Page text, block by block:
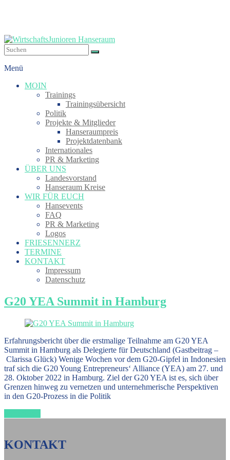
WirtschaftsJunioren
Hanseraum
gemeinsam
Menü
MOIN
Trainings
Trainingsübersicht
Politik
Projekte & Mitglieder
Hanseraumpreis
Projektdatenbank
Internationales
PR & Marketing
ÜBER UNS
Landesvorstand
Hanseraum Kreise
WIR FÜR EUCH
Hansevents
FAQ
PR & Marketing
Logos
FRIESENNERZ
TERMINE
KONTAKT
Impressum
Datenschutz
G20 YEA Summit in Hamburg
Erfahrungsbericht über die erstmalige Teilnahme am G20 YEA
Summit in Hamburg als Delegierte für Deutschland (Gastbeitrag –
Clarissa Glück) Wenige Wochen vor dem G20-Gipfel in Indonesien
traf sich die G20 Young Entrepreneurs‘ Alliance (YEA) am 27. und
28. Oktober 2022 in Hamburg. Ziel der G20 YEA ist es, sich über
Grenzen hinweg zu vernetzen und unternehmerische Perspektiven
in den G20-Prozess in die Politik
KONTAKT